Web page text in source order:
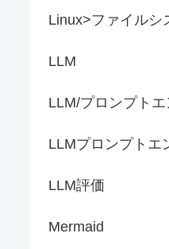
Linux>ファイルシ
LLM
LLM/プロンプト
LLMプロンプトエ
LLM評価
Mermaid